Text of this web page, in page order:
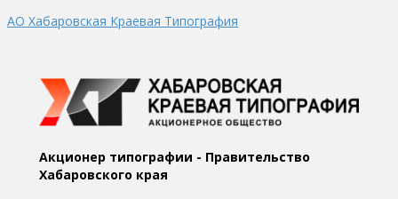
АО Хабаровская Краевая Типография
Акционер типографии - Правительство
Хабаровского края